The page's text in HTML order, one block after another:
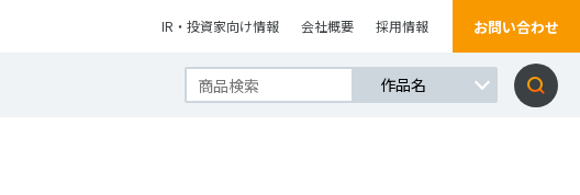
IR・投資家向け情報 会社概要 採用情報 お問い合わせ